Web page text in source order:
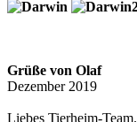
Grüße von Olaf
Dezember 2019
Liebes Tierheim-Team.